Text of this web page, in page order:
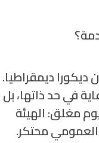
ديمقراطيا.
في حد ذاتها، بل
مغلق: الهيئة
العمومي محتكر.